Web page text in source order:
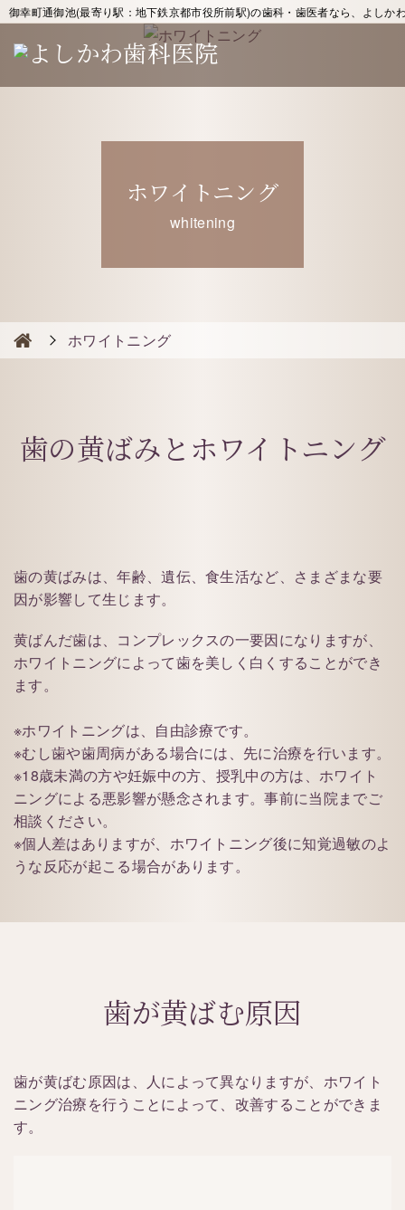
御幸町通御池(最寄り駅：地下鉄京都市役所前駅)の歯科・歯医者なら、よしか
ホワイトニング
whitening
ホワイトニング
歯の黄ばみとホワイトニング
歯の黄ばみは、年齢、遺伝、食生活など、さまざまな要
因が影響して生じます。
黄ばんだ歯は、コンプレックスの一要因になりますが、
ホワイトニングによって歯を美しく白くすることができ
ます。
※ホワイトニングは、自由診療です。
※むし歯や歯周病がある場合には、先に治療を行います。
※18歳未満の方や妊娠中の方、授乳中の方は、ホワイト
ニングによる悪影響が懸念されます。事前に当院までご
相談ください。
※個人差はありますが、ホワイトニング後に知覚過敏のよ
うな反応が起こる場合があります。
歯が黄ばむ原因
歯が黄ばむ原因は、人によって異なりますが、ホワイト
ニング治療を行うことによって、改善することができま
す。